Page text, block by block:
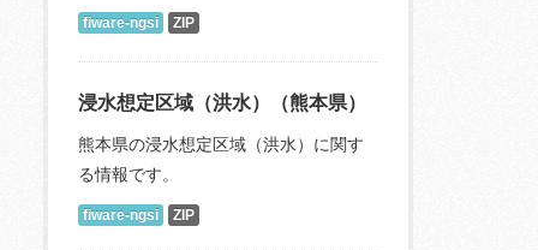
fiware-ngsi ZIP
浸水想定区域（洪水）（熊本県）
熊本県の浸水想定区域（洪水）に関す
る情報です。
fiware-ngsi ZIP